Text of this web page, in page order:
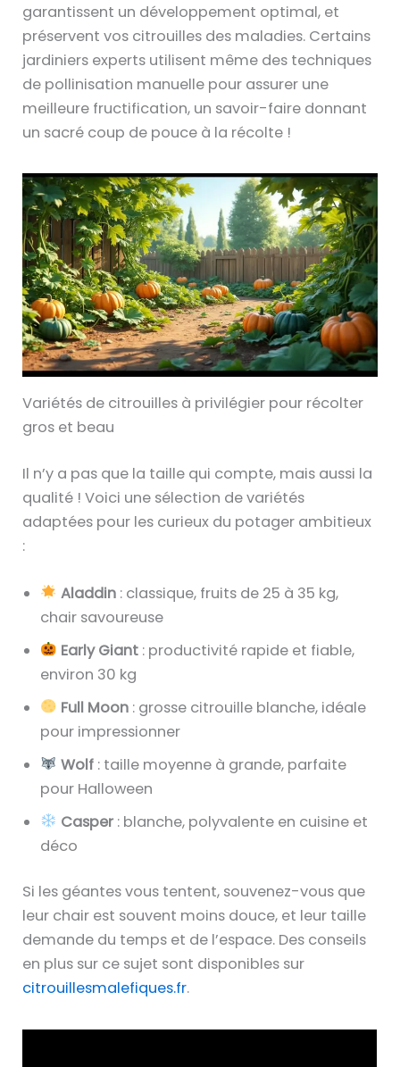
garantissent un développement optimal, et
préservent vos citrouilles des maladies. Certains
jardiniers experts utilisent même des techniques
de pollinisation manuelle pour assurer une
meilleure fructification, un savoir-faire donnant
un sacré coup de pouce à la récolte !
Variétés de citrouilles à privilégier pour récolter
gros et beau
Il n’y a pas que la taille qui compte, mais aussi la
qualité ! Voici une sélection de variétés
adaptées pour les curieux du potager ambitieux
:
Aladdin: classique, fruits de 25 à 35 kg,
chair savoureuse
Early Giant: productivité rapide et fiable,
environ 30 kg
Full Moon: grosse citrouille blanche, idéale
pour impressionner
Wolf: taille moyenne à grande, parfaite
pour Halloween
Casper: blanche, polyvalente en cuisine et
déco
Si les géantes vous tentent, souvenez-vous que
leur chair est souvent moins douce, et leur taille
demande du temps et de l’espace. Des conseils
en plus sur ce sujet sont disponibles sur
citrouillesmalefiques.fr.